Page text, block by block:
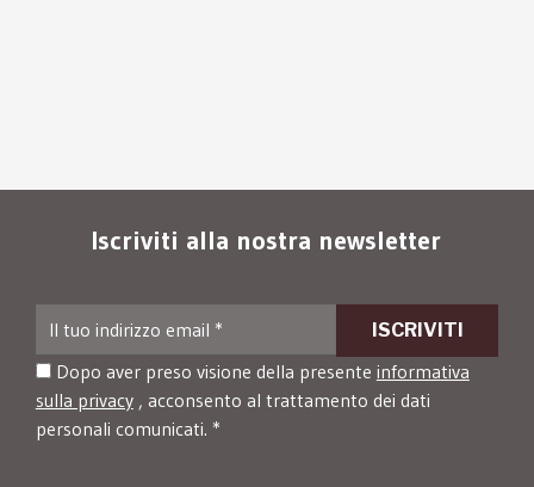
Iscriviti alla nostra newsletter
Dopo aver preso visione della presente informativa
sulla privacy, acconsento al trattamento dei dati
personali comunicati. *